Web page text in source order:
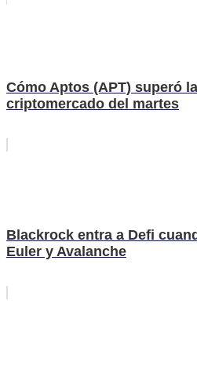
Cómo Aptos (APT) superó
criptomercado del martes
Blackrock entra a Defi
Euler y Avalanche